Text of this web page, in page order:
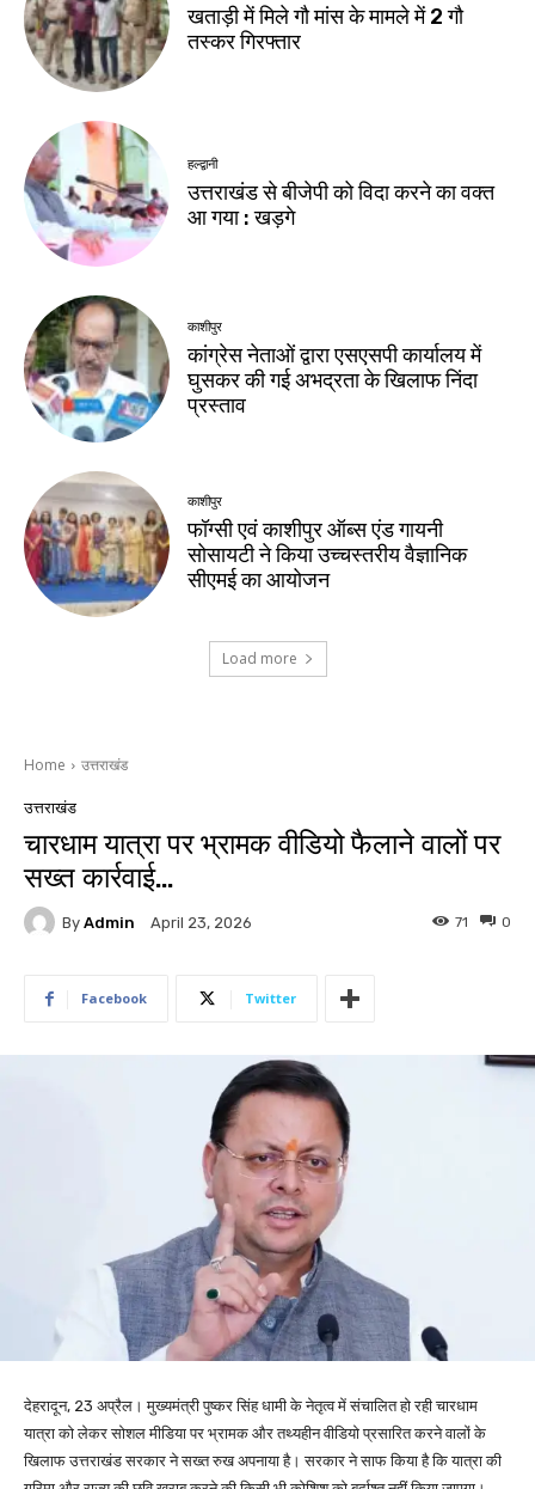
खताड़ी में मिले गौ मांस के मामले में 2 गौ
तस्कर गिरफ्तार
हल्द्वानी
उत्तराखंड से बीजेपी को विदा करने का वक्त
आ गया : खड़गे
काशीपुर
कांग्रेस नेताओं द्वारा एसएसपी कार्यालय में
घुसकर की गई अभद्रता के खिलाफ निंदा
प्रस्ताव
काशीपुर
फॉग्सी एवं काशीपुर ऑब्स एंड गायनी
सोसायटी ने किया उच्चस्तरीय वैज्ञानिक
सीएमई का आयोजन
Load more